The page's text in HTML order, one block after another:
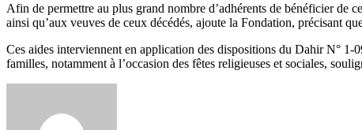
Afin de permettre au plus grand nombre d’adhérents de bénéficier de
ainsi qu’aux veuves de ceux décédés, ajoute la Fondation, précisant
Ces aides interviennent en application des dispositions du Dahir N° 1-
familles, notamment à l’occasion des fêtes religieuses et sociales,